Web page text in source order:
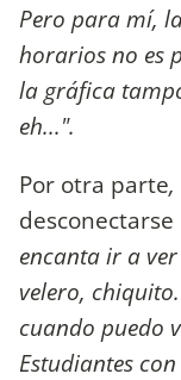
Pero para mí,
horarios no es
la gráfica
eh...".
Por otra parte,
encanta ir a
velero,
cuando puedo
Estudiantes